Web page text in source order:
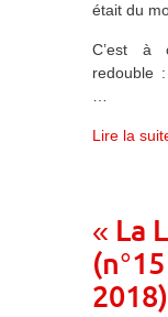
était du
C’est à
redouble
Lire la
« La